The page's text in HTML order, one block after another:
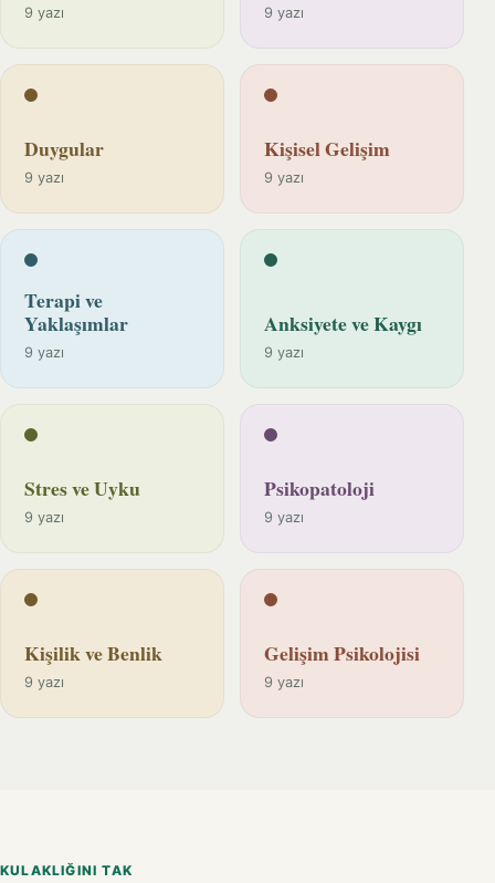
9 yazı 9 yazı
Duygular
9 yazı
Kişisel Gelişim
9 yazı
Terapi ve
Yaklaşımlar
9 yazı
Anksiyete ve Kaygı
9 yazı
Stres ve Uyku
9 yazı
Psikopatoloji
9 yazı
Kişilik ve Benlik
9 yazı
Gelişim Psikolojisi
9 yazı
KULAKLIĞINI TAK